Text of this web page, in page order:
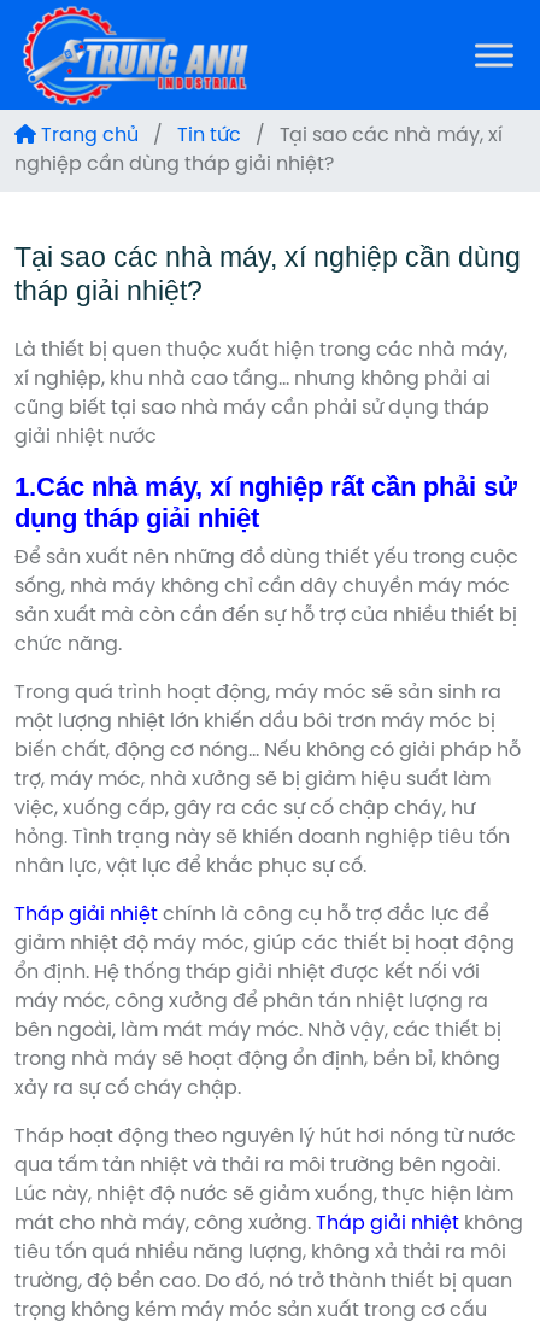
Trang chủ / Tin tức / Tại sao các nhà máy, xí
nghiệp cần dùng tháp giải nhiệt?
Tại sao các nhà máy, xí nghiệp cần dùng
tháp giải nhiệt?
Là thiết bị quen thuộc xuất hiện trong các nhà máy,
xí nghiệp, khu nhà cao tầng… nhưng không phải ai
cũng biết tại sao nhà máy cần phải sử dụng tháp
giải nhiệt nước
1.Các nhà máy, xí nghiệp rất cần phải sử
dụng tháp giải nhiệt
Để sản xuất nên những đồ dùng thiết yếu trong cuộc
sống, nhà máy không chỉ cần dây chuyền máy móc
sản xuất mà còn cần đến sự hỗ trợ của nhiều thiết bị
chức năng.
Trong quá trình hoạt động, máy móc sẽ sản sinh ra
một lượng nhiệt lớn khiến dầu bôi trơn máy móc bị
biến chất, động cơ nóng… Nếu không có giải pháp hỗ
trợ, máy móc, nhà xưởng sẽ bị giảm hiệu suất làm
việc, xuống cấp, gây ra các sự cố chập cháy, hư
hỏng. Tình trạng này sẽ khiến doanh nghiệp tiêu tốn
nhân lực, vật lực để khắc phục sự cố.
Tháp giải nhiệt chính là công cụ hỗ trợ đắc lực để
giảm nhiệt độ máy móc, giúp các thiết bị hoạt động
ổn định. Hệ thống tháp giải nhiệt được kết nối với
máy móc, công xưởng để phân tán nhiệt lượng ra
bên ngoài, làm mát máy móc. Nhờ vậy, các thiết bị
trong nhà máy sẽ hoạt động ổn định, bền bỉ, không
xảy ra sự cố cháy chập.
Tháp hoạt động theo nguyên lý hút hơi nóng từ nước
qua tấm tản nhiệt và thải ra môi trường bên ngoài.
Lúc này, nhiệt độ nước sẽ giảm xuống, thực hiện làm
mát cho nhà máy, công xưởng. Tháp giải nhiệt không
tiêu tốn quá nhiều năng lượng, không xả thải ra môi
trường, độ bền cao. Do đó, nó trở thành thiết bị quan
trọng không kém máy móc sản xuất trong cơ cấu